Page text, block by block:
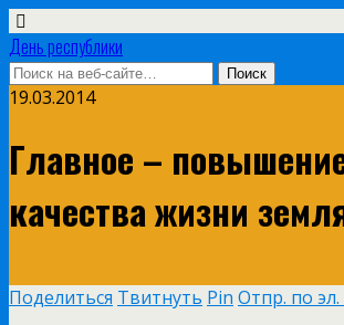
День республики
19.03.2014
Главное –
качества жизни
Поделиться Твитнуть Pin Отпр. по